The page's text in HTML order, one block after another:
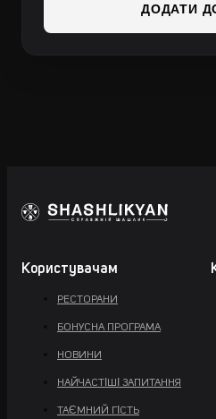
ДОДАТИ
Користувачам
РЕСТОРАНИ
БОНУСНА ПРОГРАМА
НОВИНИ
НАЙЧАСТІШІ ЗАПИТАННЯ
ТАЄМНИЙ ГІСТЬ